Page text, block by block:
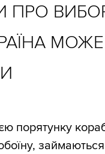
ПРО
порятунку